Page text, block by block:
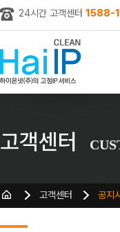
24시간 고객센터 1588-
고객센터
고객센터 공지